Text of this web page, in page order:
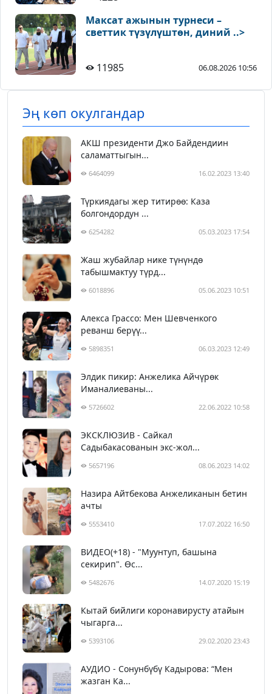
Максат ажынын турнеси –
светтик түзүлүштөн, диний ..>
11985 06.08.2026 10:56
Эң көп окулгандар
АКШ президенти Джо Байдендиин
саламаттыгын...
6464099 16.02.2023 13:40
Түркиядагы жер титирөө: Каза
болгондордун ...
6254282 05.03.2023 17:54
Жаш жубайлар нике түнүндө
табышмактуу түрд...
6018896 05.06.2023 10:51
Алекса Грассо: Мен Шевченкого
реванш берүү...
5898351 06.03.2023 12:49
Элдик пикир: Анжелика Айчүрөк
Иманалиеваны...
5726602 22.06.2022 10:58
ЭКСКЛЮЗИВ - Сайкал
Садыбакасованын экс-жол...
5657196 08.06.2023 14:02
Назира Айтбекова Анжеликанын бетин
ачты
5553410 17.07.2022 16:50
ВИДЕО(+18) - "Муунтуп, башына
секирип". Өс...
5482676 14.07.2020 15:19
Кытай бийлиги коронавирусту атайын
чыгарга...
5393106 29.02.2020 23:43
АУДИО - Сонунбүбү Кадырова: “Мен
жазган Ка...